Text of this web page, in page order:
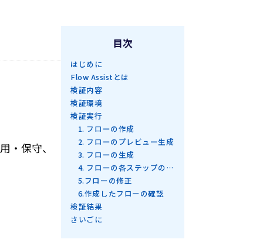
・保守、
目次
はじめに
Flow Assistとは
検証内容
検証環境
検証実行
1. フローの作成
2. フローのプレビュー生成
3. フローの生成
4. フローの各ステップの確認
5.フローの修正
6.作成したフローの確認
検証結果
さいごに